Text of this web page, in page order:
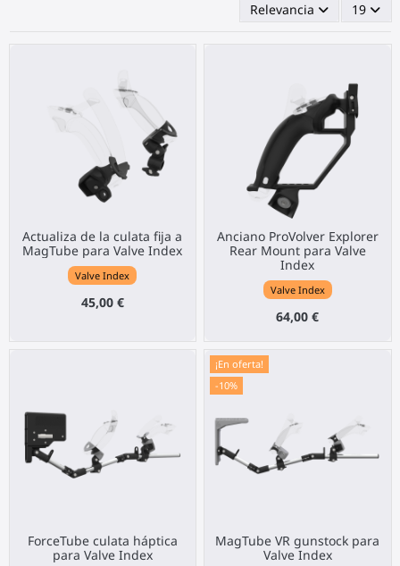
Relevancia 19
Actualiza de la culata fija a
MagTube para Valve Index
Valve Index
45,00 €
Anciano ProVolver Explorer
Rear Mount para Valve
Index
Valve Index
64,00 €
ForceTube culata háptica
para Valve Index
¡En oferta!
-10%
MagTube VR gunstock para
Valve Index